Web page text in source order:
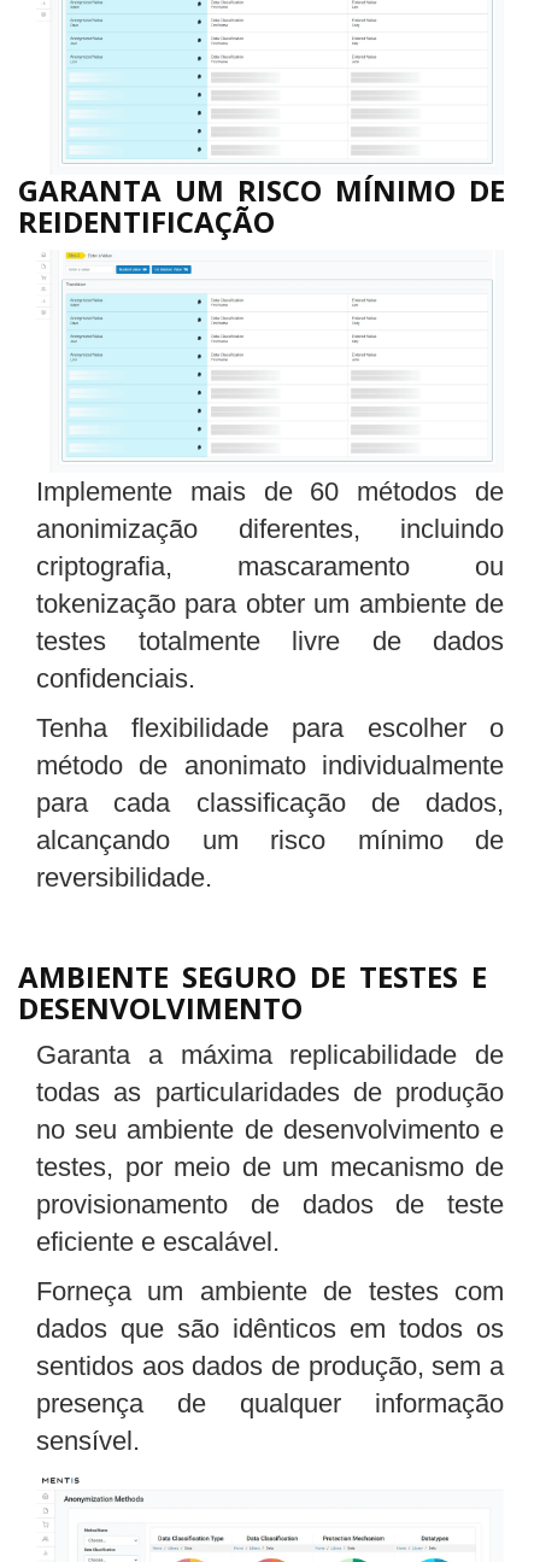
GARANTA UM RISCO MÍNIMO DE
REIDENTIFICAÇÃO
Implemente mais de 60 métodos de
anonimização diferentes, incluindo
criptografia, mascaramento ou
tokenização para obter um ambiente de
testes totalmente livre de dados
confidenciais.
Tenha flexibilidade para escolher o
método de anonimato individualmente
para cada classificação de dados,
alcançando um risco mínimo de
reversibilidade.
AMBIENTE SEGURO DE TESTES E
DESENVOLVIMENTO
Garanta a máxima replicabilidade de
todas as particularidades de produção
no seu ambiente de desenvolvimento e
testes, por meio de um mecanismo de
provisionamento de dados de teste
eficiente e escalável.
Forneça um ambiente de testes com
dados que são idênticos em todos os
sentidos aos dados de produção, sem a
presença de qualquer informação
sensível.